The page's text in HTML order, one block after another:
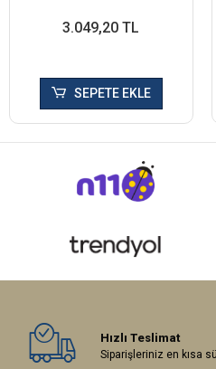
3.049,20 TL
SEPETE EKLE
Hızlı Teslimat
Siparişleriniz en kısa